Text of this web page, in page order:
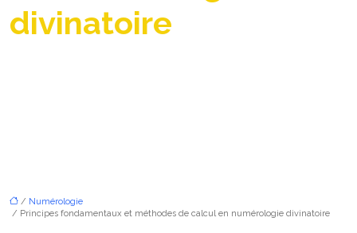
divinatoire
/ Numérologie
/ Principes fondamentaux et méthodes de calcul en numérologie divinatoire